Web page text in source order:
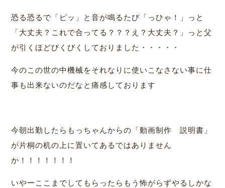
恐る恐るで「ピッ」と音が鳴るたび「っひゃ！」っと
「大丈夫？これで合ってる？？？え？大丈夫？」っと父
が引くほどびくびくしておりました・・・・・
今のこの世の中機械をそれなりに使いこなさない事に仕
事も出来ないのだなと痛感しております
今朝出勤したらもっちゃんからの「動画制作 説明書」
が片桐の机の上に置いてあるではありません
か！！！！！！！
いやーここまでしてもらったらもう怖がらずやるしかな